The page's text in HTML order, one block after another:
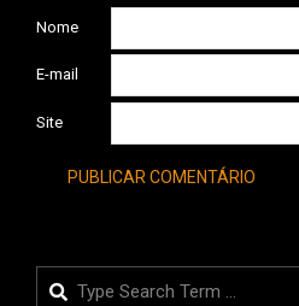
Nome
E-mail
Site
Search